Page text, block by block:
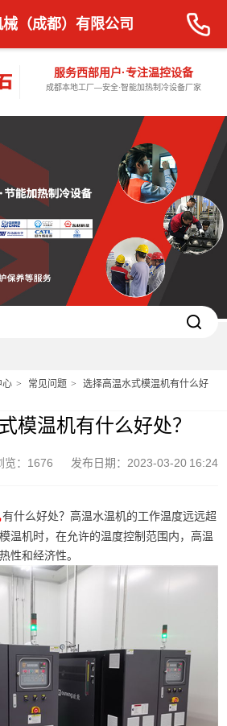
服务西部用户·专注温控设备
成都本地工厂—安全·智能加热制冷设备厂家
（成都）有限公司
心 常见问题
选择高温水式模温机有什么好
模温机有什么好处？
览：1676 发布日期：2023-03-20 16:24
有什么好处？高温水温机的工作温度远远超
温机时，在允许的温度控制范围内，高温
性和经济性。